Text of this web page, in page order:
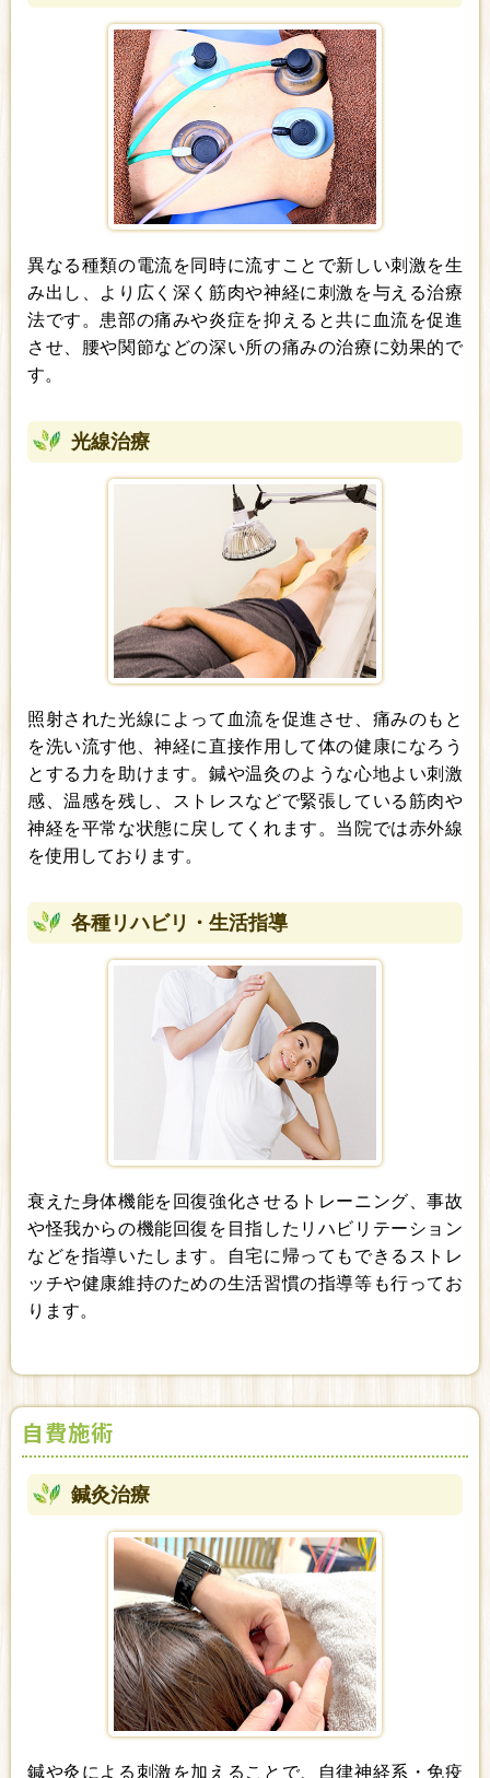
異なる種類の電流を同時に流すことで新しい刺激を生
み出し、より広く深く筋肉や神経に刺激を与える治療
法です。患部の痛みや炎症を抑えると共に血流を促進
させ、腰や関節などの深い所の痛みの治療に効果的で
す。
光線治療
照射された光線によって血流を促進させ、痛みのもと
を洗い流す他、神経に直接作用して体の健康になろう
とする力を助けます。鍼や温灸のような心地よい刺激
感、温感を残し、ストレスなどで緊張している筋肉や
神経を平常な状態に戻してくれます。当院では赤外線
を使用しております。
各種リハビリ・生活指導
衰えた身体機能を回復強化させるトレーニング、事故
や怪我からの機能回復を目指したリハビリテーション
などを指導いたします。自宅に帰ってもできるストレ
ッチや健康維持のための生活習慣の指導等も行ってお
ります。
自費施術
鍼灸治療
鍼や灸による刺激を加えることで、自律神経系・免疫